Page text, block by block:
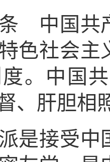
国共产
色社会主
。中国
、肝胆相
接受中